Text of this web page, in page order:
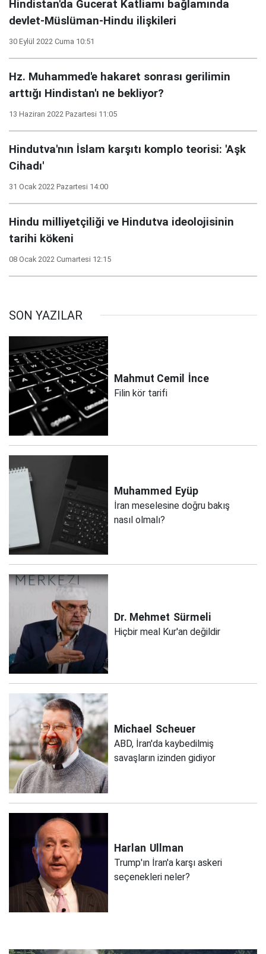
Hindistan'da Gucerat Katliamı bağlamında
devlet-Müslüman-Hindu ilişkileri
30 Eylül 2022 Cuma 10:51
Hz. Muhammed'e hakaret sonrası gerilimin
arttığı Hindistan'ı ne bekliyor?
13 Haziran 2022 Pazartesi 11:05
Hindutva'nın İslam karşıtı komplo teorisi: 'Aşk
Cihadı'
31 Ocak 2022 Pazartesi 14:00
Hindu milliyetçiliği ve Hindutva ideolojisinin
tarihi kökeni
08 Ocak 2022 Cumartesi 12:15
SON YAZILAR
Mahmut Cemil İnce
Filin kör tarifi
Muhammed Eyüp
İran meselesine doğru bakış
nasıl olmalı?
Dr. Mehmet Sürmeli
Hiçbir meal Kur'an değildir
Michael Scheuer
ABD, İran'da kaybedilmiş
savaşların izinden gidiyor
Harlan Ullman
Trump'ın İran'a karşı askeri
seçenekleri neler?